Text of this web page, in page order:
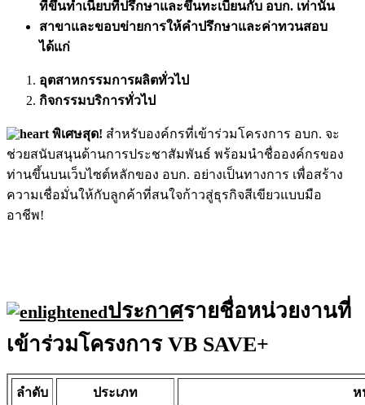
ที่ขึ้นทำเนียบที่ปรึกษาและขึ้นทะเบียนกับ อบก. เท่านั้น
สาขาและขอบข่ายการให้คำปรึกษาและค่าทวนสอบ
ได้แก่
อุตสาหกรรมการผลิตทั่วไป
กิจกรรมบริการทั่วไป
พิเศษสุด! สำหรับองค์กรที่เข้าร่วมโครงการ อบก. จะ
ช่วยสนับสนุนด้านการประชาสัมพันธ์ พร้อมนำชื่อองค์กรของ
ท่านขึ้นบนเว็บไซต์หลักของ อบก. อย่างเป็นทางการ เพื่อสร้าง
ความเชื่อมั่นให้กับลูกค้าที่สนใจก้าวสู่ธุรกิจสีเขียวแบบมือ
อาชีพ!
ประกาศรายชื่อหน่วยงานที่
เข้าร่วมโครงการ VB SAVE+
ลำดับ ประเภท ห